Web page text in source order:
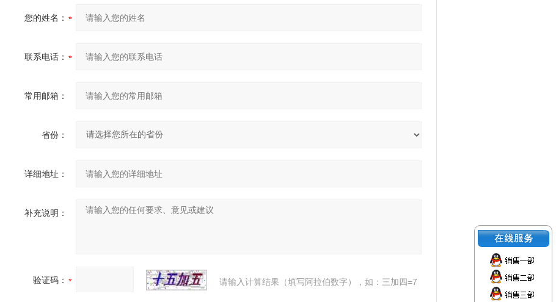
您的姓名：
联系电话：
常用邮箱：
省份：
详细地址：
补充说明：
验证码： 请输入计算结果（填写阿拉伯数字），如：三加四=7